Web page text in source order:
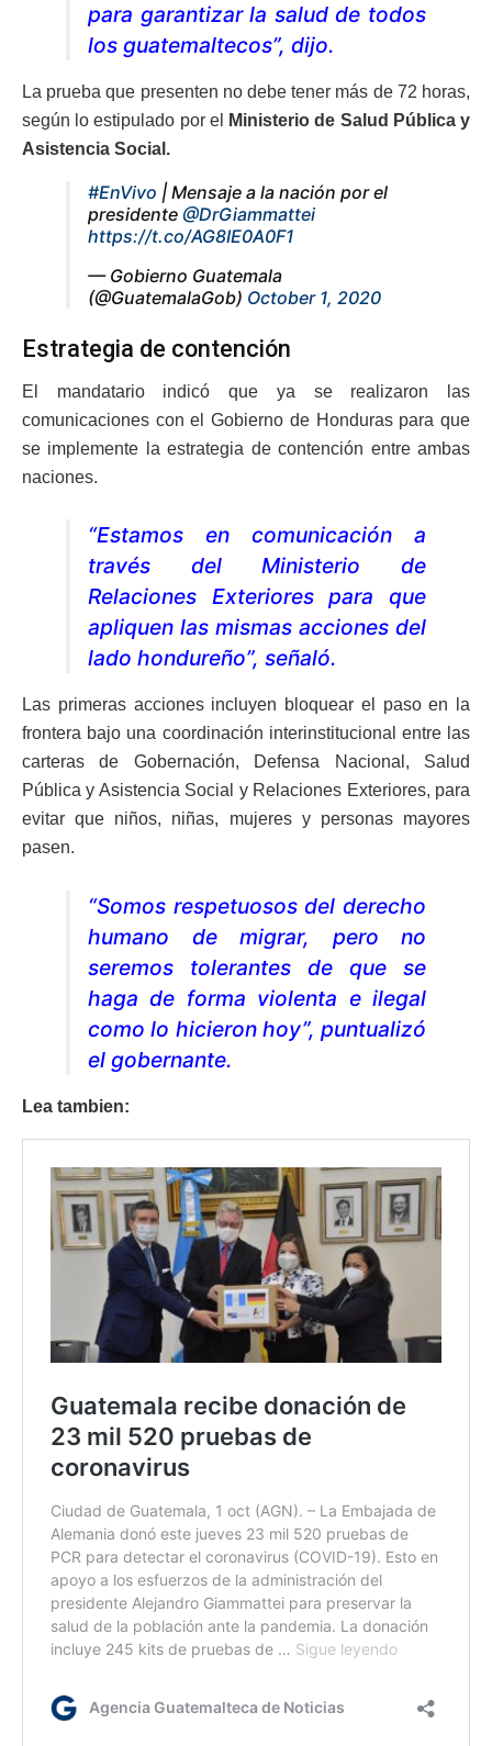
para garantizar la salud de todos
los guatemaltecos”, dijo.
La prueba que presenten no debe tener más de 72 horas,
según lo estipulado por el
Ministerio de Salud Pública y
Asistencia Social.
#EnVivo | Mensaje a la nación por el
presidente @DrGiammattei
https://t.co/AG8IE0A0F1
— Gobierno Guatemala
(@GuatemalaGob) October 1, 2020
Estrategia de contención
El mandatario indicó que ya se realizaron las
comunicaciones con el Gobierno de Honduras para que
se implemente la estrategia de contención entre ambas
naciones.
“Estamos en comunicación a
través del Ministerio de
Relaciones Exteriores para que
apliquen las mismas acciones del
lado hondureño”, señaló.
Las primeras acciones incluyen bloquear el paso en la
frontera bajo una coordinación interinstitucional entre las
carteras de Gobernación, Defensa Nacional, Salud
Pública y Asistencia Social y Relaciones Exteriores, para
evitar que niños, niñas, mujeres y personas mayores
pasen.
“Somos respetuosos del derecho
humano de migrar, pero no
seremos tolerantes de que se
haga de forma violenta e ilegal
como lo hicieron hoy”, puntualizó
el gobernante.
Lea tambien: